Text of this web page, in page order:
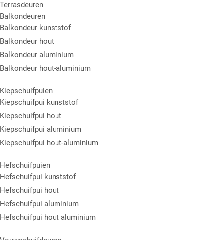
Terrasdeuren
Balkondeuren
Balkondeur kunststof
Balkondeur hout
Balkondeur aluminium
Balkondeur hout-aluminium
Kiepschuifpuien
Kiepschuifpui kunststof
Kiepschuifpui hout
Kiepschuifpui aluminium
Kiepschuifpui hout-aluminium
Hefschuifpuien
Hefschuifpui kunststof
Hefschuifpui hout
Hefschuifpui aluminium
Hefschuifpui hout aluminium